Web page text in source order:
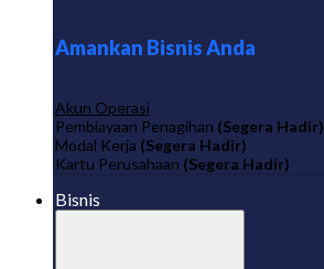
Amankan Bisnis Anda
Akun Operasi
Pembiayaan Penagihan (Segera Hadir)
Modal Kerja (Segera Hadir)
Kartu Perusahaan (Segera Hadir)
Bisnis